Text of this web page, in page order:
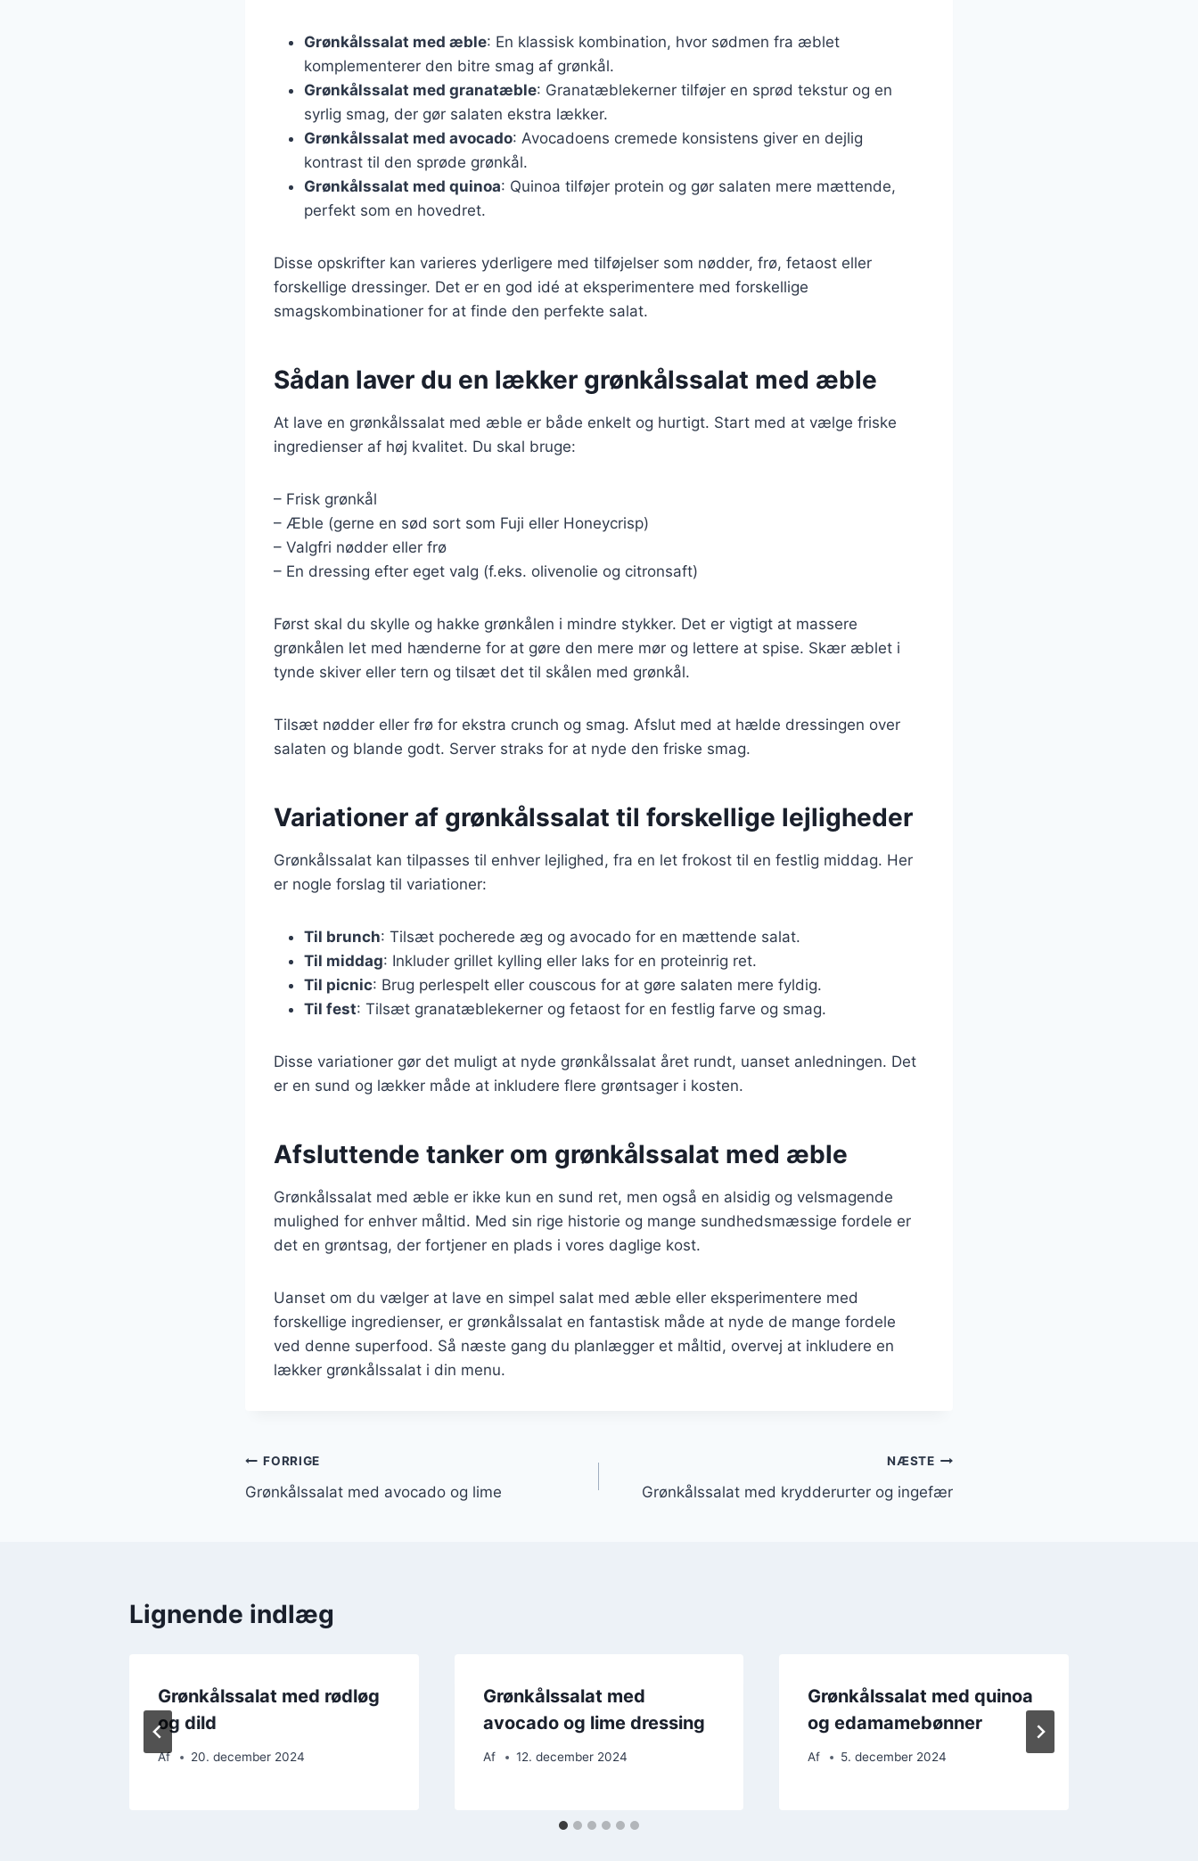
Grønkålssalat med æble: En klassisk kombination, hvor sødmen fra æblet
komplementerer den bitre smag af grønkål.
Grønkålssalat med granatæble: Granatæblekerner tilføjer en sprød tekstur og en
syrlig smag, der gør salaten ekstra lækker.
Grønkålssalat med avocado: Avocadoens cremede konsistens giver en dejlig
kontrast til den sprøde grønkål.
Grønkålssalat med quinoa: Quinoa tilføjer protein og gør salaten mere mættende,
perfekt som en hovedret.
Disse opskrifter kan varieres yderligere med tilføjelser som nødder, frø, fetaost eller
forskellige dressinger. Det er en god idé at eksperimentere med forskellige
smagskombinationer for at finde den perfekte salat.
Sådan laver du en lækker grønkålssalat med æble
At lave en grønkålssalat med æble er både enkelt og hurtigt. Start med at vælge friske
ingredienser af høj kvalitet. Du skal bruge:
– Frisk grønkål
– Æble (gerne en sød sort som Fuji eller Honeycrisp)
– Valgfri nødder eller frø
– En dressing efter eget valg (f.eks. olivenolie og citronsaft)
Først skal du skylle og hakke grønkålen i mindre stykker. Det er vigtigt at massere
grønkålen let med hænderne for at gøre den mere mør og lettere at spise. Skær æblet i
tynde skiver eller tern og tilsæt det til skålen med grønkål.
Tilsæt nødder eller frø for ekstra crunch og smag. Afslut med at hælde dressingen over
salaten og blande godt. Server straks for at nyde den friske smag.
Variationer af grønkålssalat til forskellige lejligheder
Grønkålssalat kan tilpasses til enhver lejlighed, fra en let frokost til en festlig middag. Her
er nogle forslag til variationer:
Til brunch: Tilsæt pocherede æg og avocado for en mættende salat.
Til middag: Inkluder grillet kylling eller laks for en proteinrig ret.
Til picnic: Brug perlespelt eller couscous for at gøre salaten mere fyldig.
Til fest: Tilsæt granatæblekerner og fetaost for en festlig farve og smag.
Disse variationer gør det muligt at nyde grønkålssalat året rundt, uanset anledningen. Det
er en sund og lækker måde at inkludere flere grøntsager i kosten.
Afsluttende tanker om grønkålssalat med æble
Grønkålssalat med æble er ikke kun en sund ret, men også en alsidig og velsmagende
mulighed for enhver måltid. Med sin rige historie og mange sundhedsmæssige fordele er
det en grøntsag, der fortjener en plads i vores daglige kost.
Uanset om du vælger at lave en simpel salat med æble eller eksperimentere med
forskellige ingredienser, er grønkålssalat en fantastisk måde at nyde de mange fordele
ved denne superfood. Så næste gang du planlægger et måltid, overvej at inkludere en
lækker grønkålssalat i din menu.
Indlægsnavigation
FORRIGE
Grønkålssalat med avocado og lime
NÆSTE
Grønkålssalat med krydderurter og ingefær
Lignende indlæg
Grønkålssalat med rødløg
og dild
Af 20. december 2024
Grønkålssalat med
avocado og lime dressing
Af 12. december 2024
Grønkålssalat med quinoa
og edamamebønner
Af 5. december 2024